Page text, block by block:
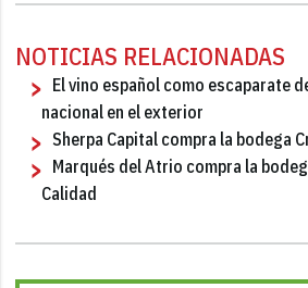
NOTICIAS RELACIONADAS
El vino español como escaparate
nacional en el exterior
Sherpa Capital compra la bodega
Marqués del Atrio compra la
Calidad